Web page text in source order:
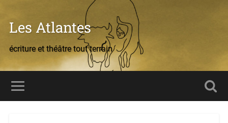
Les Atlantes
écriture et théâtre tout terrain